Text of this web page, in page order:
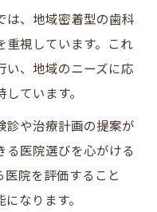
は、地域密着型の歯科
重視しています。これ
い、地域のニーズに応
ています。
診や治療計画の提案が
る医院選びを心がける
医院を評価すること
なります。